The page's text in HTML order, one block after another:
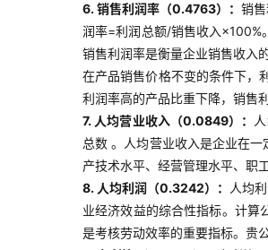
6. 销售利润率（0.4763）：销
润率=利润总额/销售收入×100%
销售利润率是衡量企业销售收入
在产品销售价格不变的条件下，
利润率高的产品比重下降，销售
7. 人均营业收入（0.0849）：
总数 。人均营业收入是企业在
产技术水平、经营管理水平、职
8. 人均利润（0.3242）：
人均
业经济效益的综合性指标。计算
是考核劳动效率的重要指标。贵